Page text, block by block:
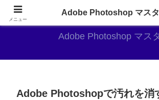
AdobePhotoshopがやっぱり最強
Adobe Photoshop マス
Adobe Photoshopで汚れを消
メニュー
Adobe Photoshop マス